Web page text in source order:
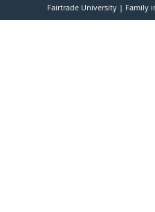
Fairtrade University Family